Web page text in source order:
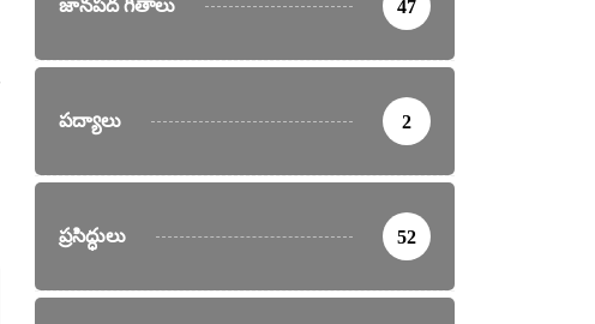
జానపద గీతాలు 47
పద్యాలు 2
ప్రసిద్ధులు 52